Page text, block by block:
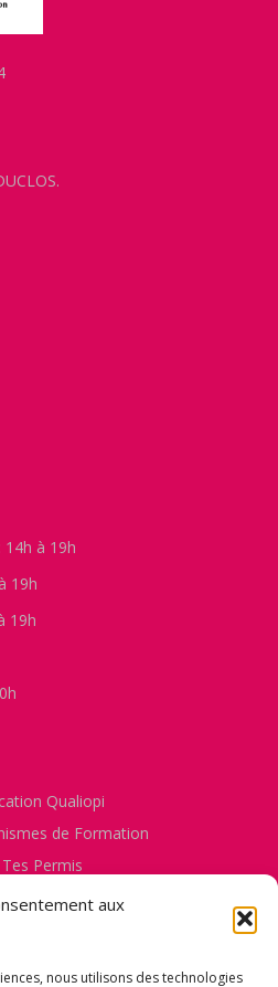
aux
nous utilisons des technologies
14h à 19h
19h
19h
Qualiopi
de Formation
Permis
abandons